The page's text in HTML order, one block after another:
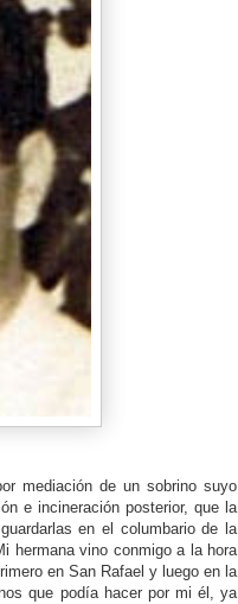
mediación de un sobrino suyo
e incineración posterior, que la
en el columbario de la
hermana vino conmigo a la hora
en San Rafael y luego en la
que podía hacer por mi él, ya